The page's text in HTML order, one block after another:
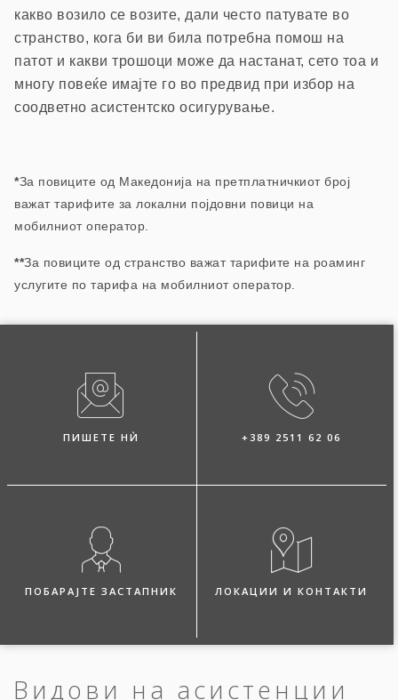
какво возило се возите, дали често патувате во
странство, кога би ви била потребна помош на
патот и какви трошоци може да настанат, сето тоа и
многу повеќе имајте го во предвид при избор на
соодветно асистентско осигурување.
*За повиците од Македонија на претплатничкиот број
важат тарифите за локални појдовни повици на
мобилниот оператор.
**За повиците од странство важат тарифите на роаминг
услугите по тарифа на мобилниот оператор.
ПИШЕТЕ НЍ +389 2511 62 06
ПОБАРАЈТЕ ЗАСТАПНИК ЛОКАЦИИ И КОНТАКТИ
Видови на асистенции